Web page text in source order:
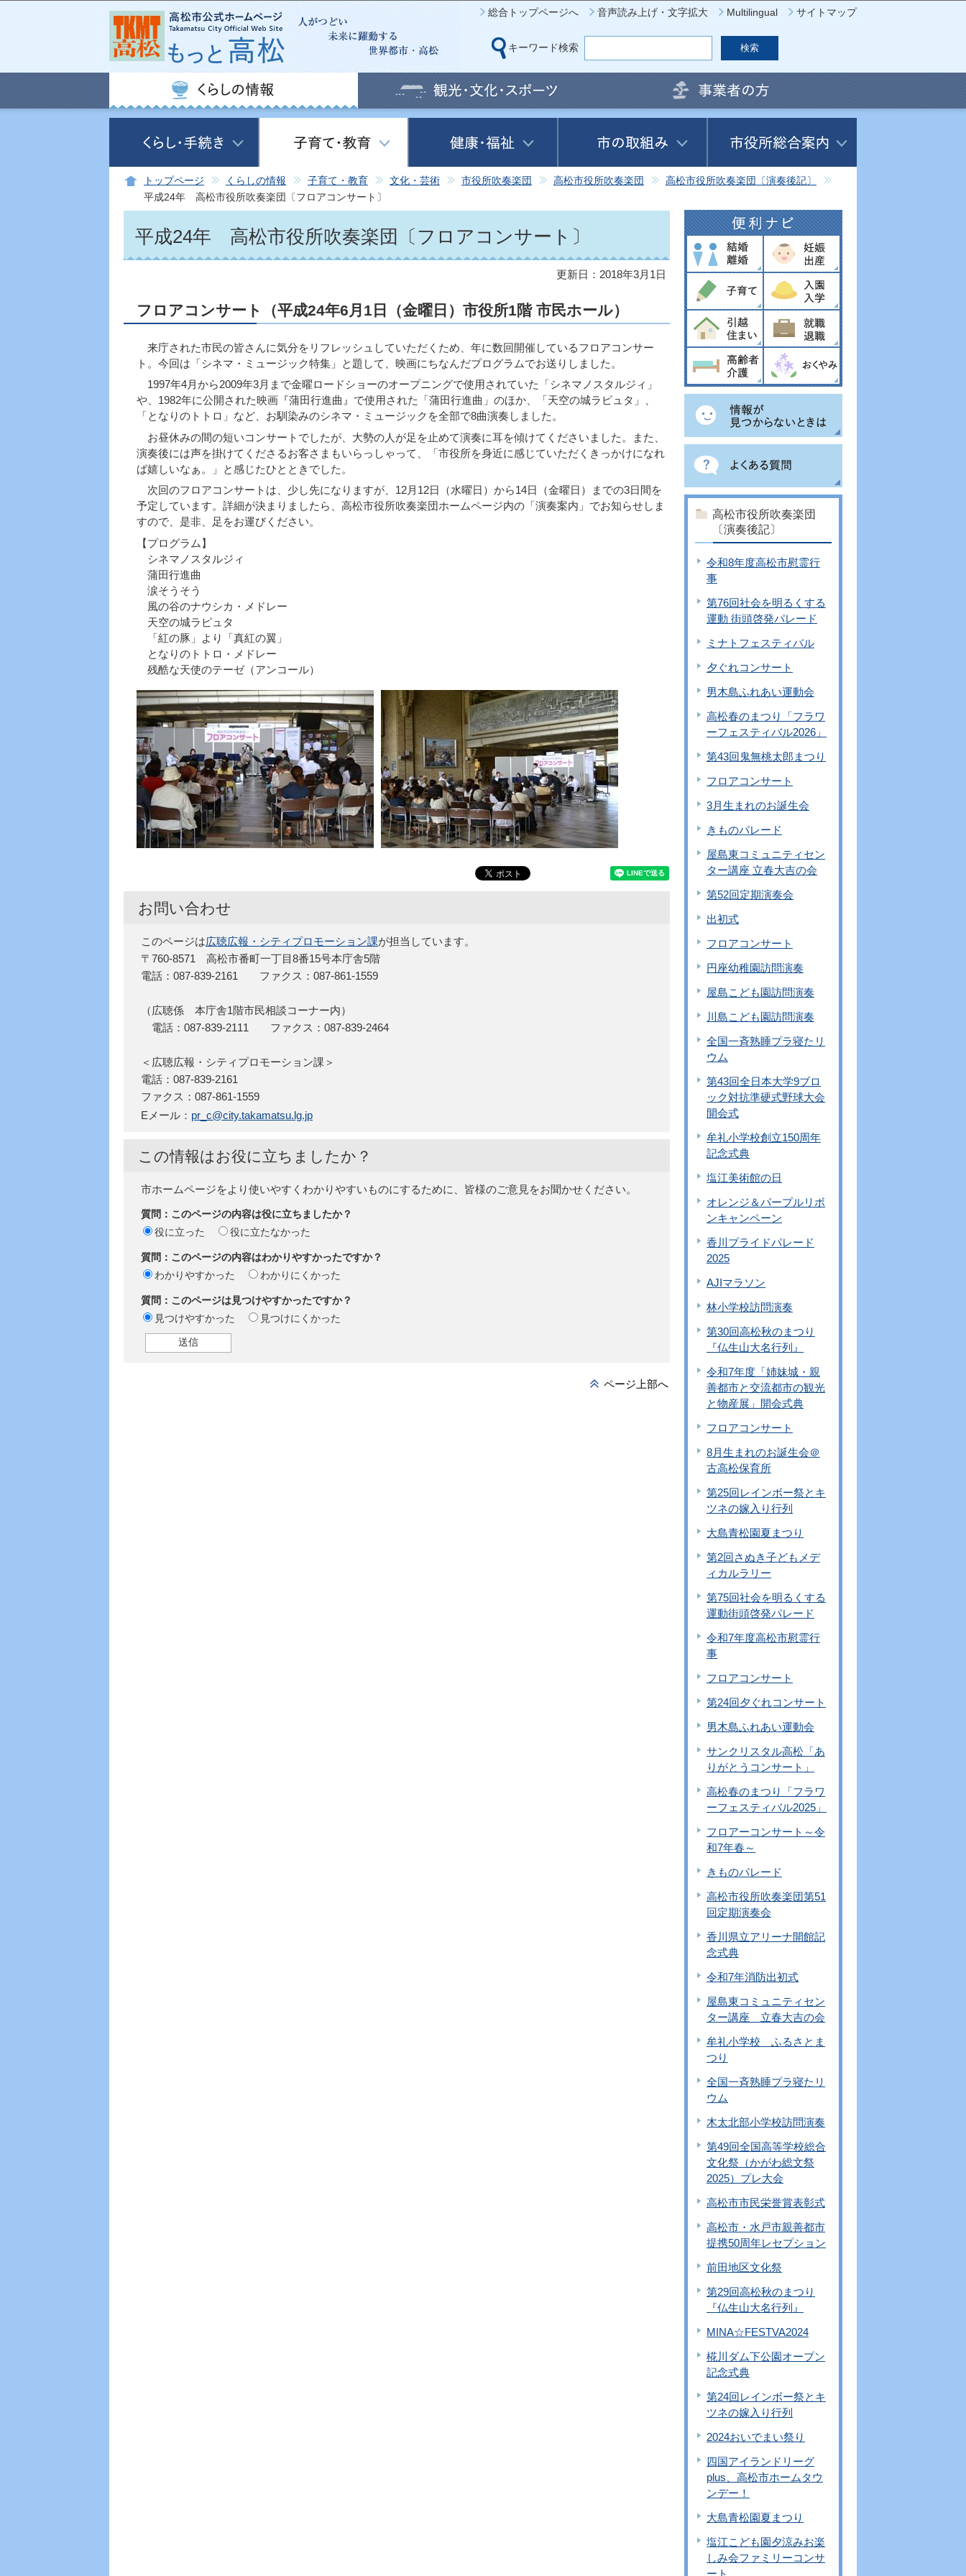
このページの本文へ移動
総合トップページへ 音声読み上げ・文字拡大 Multilingual サイトマップ
キーワード検索
トップページ くらしの情報 子育て・教育 文化・芸術 市役所吹奏楽団 高松市役所吹奏楽団
高松市役所吹奏楽団〔演奏後記〕
平成24年 高松市役所吹奏楽団〔フロアコンサート〕
平成24年 高松市役所吹奏楽団〔フロアコンサート〕
更新日：2018年3月1日
フロアコンサート（平成24年6月1日（金曜日）市役所1階 市民ホール）
来庁された市民の皆さんに気分をリフレッシュしていただくため、年に数回開催しているフロアコンサー
ト。今回は「シネマ・ミュージック特集」と題して、映画にちなんだプログラムでお送りしました。
1997年4月から2009年3月まで金曜ロードショーのオープニングで使用されていた「シネマノスタルジィ」
や、1982年に公開された映画『蒲田行進曲』で使用された「蒲田行進曲」のほか、「天空の城ラピュタ」、
「となりのトトロ」など、お馴染みのシネマ・ミュージックを全部で8曲演奏しました。
お昼休みの間の短いコンサートでしたが、大勢の人が足を止めて演奏に耳を傾けてくださいました。また、
演奏後には声を掛けてくださるお客さまもいらっしゃって、「市役所を身近に感じていただくきっかけになれ
ば嬉しいなぁ。」と感じたひとときでした。
次回のフロアコンサートは、少し先になりますが、12月12日（水曜日）から14日（金曜日）までの3日間を
予定しています。詳細が決まりましたら、高松市役所吹奏楽団ホームページ内の「演奏案内」でお知らせしま
すので、是非、足をお運びください。
【プログラム】
シネマノスタルジィ
蒲田行進曲
涙そうそう
風の谷のナウシカ・メドレー
天空の城ラピュタ
「紅の豚」より「真紅の翼」
となりのトトロ・メドレー
残酷な天使のテーゼ（アンコール）
お問い合わせ
このページは広聴広報・シティプロモーション課が担当しています。
〒760-8571 高松市番町一丁目8番15号本庁舎5階
電話：087-839-2161 ファクス：087-861-1559
（広聴係 本庁舎1階市民相談コーナー内）
電話：087-839-2111 ファクス：087-839-2464
＜広聴広報・シティプロモーション課＞
電話：087-839-2161
ファクス：087-861-1559
Eメール： pr_c@city.takamatsu.lg.jp
この情報はお役に立ちましたか？
市ホームページをより使いやすくわかりやすいものにするために、皆様のご意見をお聞かせください。
質問：このページの内容は役に立ちましたか？
役に立った
役に立たなかった
質問：このページの内容はわかりやすかったですか？
わかりやすかった
わかりにくかった
質問：このページは見つけやすかったですか？
見つけやすかった
見つけにくかった
ページ上部へ
高松市役所吹奏楽団
〔演奏後記〕
令和8年度高松市慰霊行
事
第76回社会を明るくする
運動 街頭啓発パレード
ミナトフェスティバル
夕ぐれコンサート
男木島ふれあい運動会
高松春のまつり「フラワ
ーフェスティバル2026」
第43回鬼無桃太郎まつり
フロアコンサート
3月生まれのお誕生会
きものパレード
屋島東コミュニティセン
ター講座 立春大吉の会
第52回定期演奏会
出初式
フロアコンサート
円座幼稚園訪問演奏
屋島こども園訪問演奏
川島こども園訪問演奏
全国一斉熟睡プラ寝たリ
ウム
第43回全日本大学9ブロ
ック対抗準硬式野球大会
開会式
牟礼小学校創立150周年
記念式典
塩江美術館の日
オレンジ＆パープルリボ
ンキャンペーン
香川プライドパレード
2025
AJIマラソン
林小学校訪問演奏
第30回高松秋のまつり
『仏生山大名行列』
令和7年度「姉妹城・親
善都市と交流都市の観光
と物産展」開会式典
フロアコンサート
8月生まれのお誕生会＠
古高松保育所
第25回レインボー祭とキ
ツネの嫁入り行列
大島青松園夏まつり
第2回さぬき子どもメデ
ィカルラリー
第75回社会を明るくする
運動街頭啓発パレード
令和7年度高松市慰霊行
事
フロアコンサート
第24回夕ぐれコンサート
男木島ふれあい運動会
サンクリスタル高松「あ
りがとうコンサート」
高松春のまつり「フラワ
ーフェスティバル2025」
フロアーコンサート～令
和7年春～
きものパレード
高松市役所吹奏楽団第51
回定期演奏会
香川県立アリーナ開館記
念式典
令和7年消防出初式
屋島東コミュニティセン
ター講座 立春大吉の会
牟礼小学校 ふるさとま
つり
全国一斉熟睡プラ寝たリ
ウム
木太北部小学校訪問演奏
第49回全国高等学校総合
文化祭（かがわ総文祭
2025）プレ大会
高松市市民栄誉賞表彰式
高松市・水戸市親善都市
提携50周年レセプション
前田地区文化祭
第29回高松秋のまつり
『仏生山大名行列』
MINA☆FESTVA2024
椛川ダム下公園オープン
記念式典
第24回レインボー祭とキ
ツネの嫁入り行列
2024おいでまい祭り
四国アイランドリーグ
plus、高松市ホームタウ
ンデー！
大島青松園夏まつり
塩江こども園夕涼みお楽
しみ会ファミリーコンサ
ート